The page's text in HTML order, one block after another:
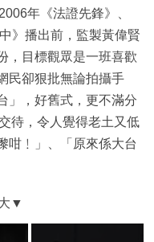
年《法證先鋒》、
》播出前，監製黃偉賢
，目標觀眾是一班喜歡
民卻狠批無論拍攝手
」，好舊式，更不滿分
待，令人覺得老土又低
咁﹗」、「原來係大台